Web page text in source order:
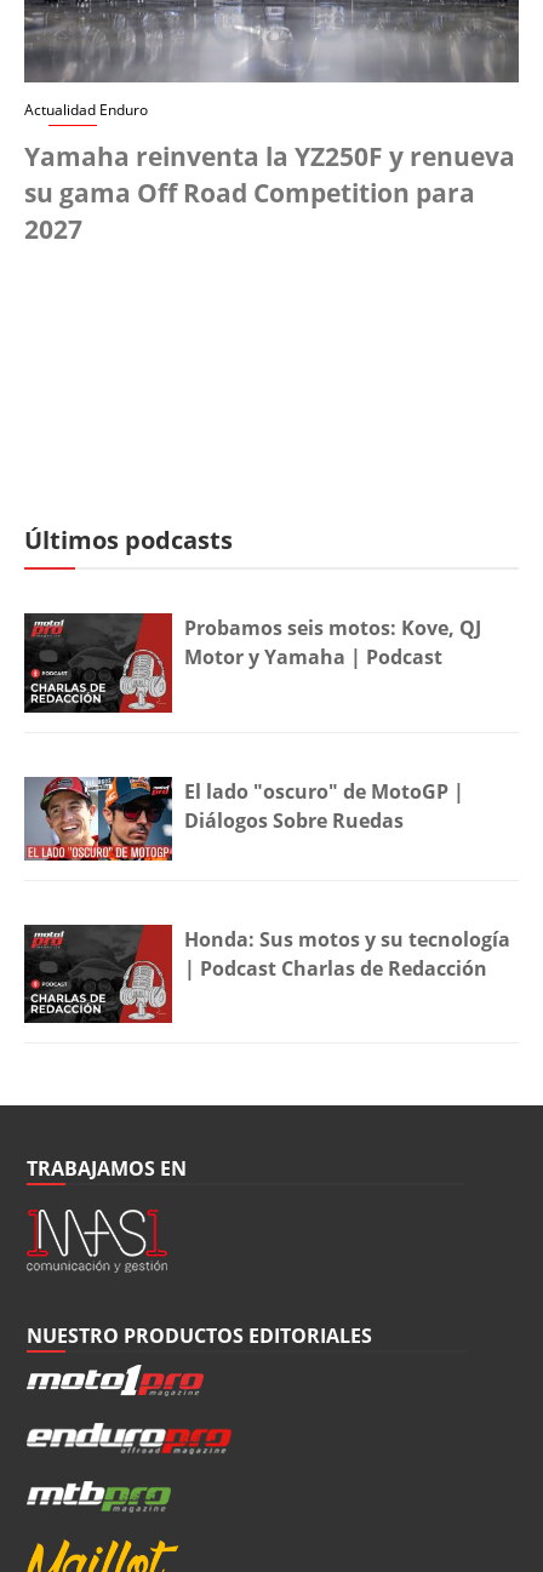
Actualidad Enduro
Yamaha reinventa la YZ250F y renueva
su gama Off Road Competition para
2027
Últimos podcasts
Probamos seis motos: Kove, QJ
Motor y Yamaha | Podcast
El lado "oscuro" de MotoGP |
Diálogos Sobre Ruedas
Honda: Sus motos y su tecnología
| Podcast Charlas de Redacción
TRABAJAMOS EN
NUESTRO PRODUCTOS EDITORIALES